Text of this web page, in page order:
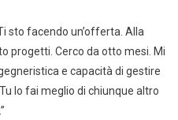
sto facendo un’offerta. Alla
progetti. Cerco da otto mesi. Mi
e capacità di gestire
lo fai meglio di chiunque altro